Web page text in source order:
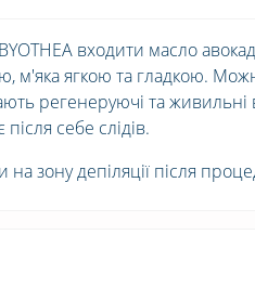
BYOTHEA входити масло
м'яка ягкою та гладкою.
регенеруючі та
себе слідів.
на зону депіляції після